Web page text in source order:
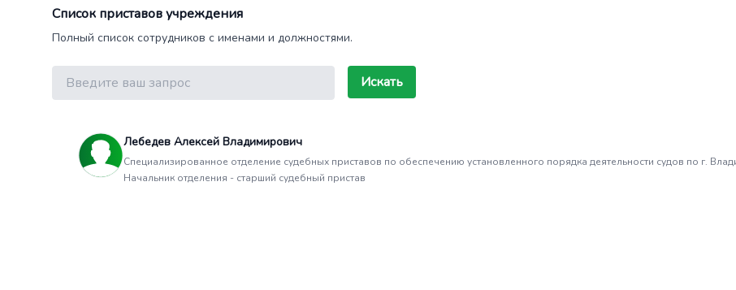
Список приставов учреждения
Полный список сотрудников с именами и должностями.
Поиск Искать
Лебедев Алексей Владимирович
Специализированное отделение судебных приставов по обеспечению установленного порядка деятельности судов по г.
Начальник отделения - старший судебный пристав